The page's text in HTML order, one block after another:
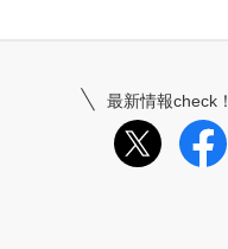
最新情報check！